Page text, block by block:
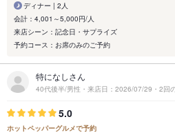
ディナー | 2人
会計：4,001～5,000円/人
来店シーン：記念日・サプライズ
予約コース：お席のみのご予約
特になしさん
40代後半/男性・来店日：2026/07/29・2回
5.0
ホットペッパーグルメで予約